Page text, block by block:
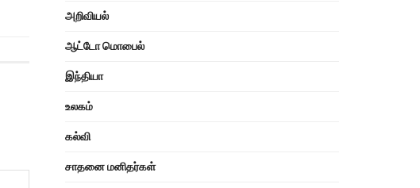
அறிவியல்
ஆட்டோ மொபைல்
இந்தியா
உலகம்
கல்வி
சாதனை மனிதர்கள்